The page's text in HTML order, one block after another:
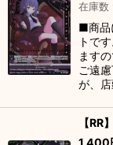
在庫数
■商品
トで
ます
ご遠
が、
【
1,400